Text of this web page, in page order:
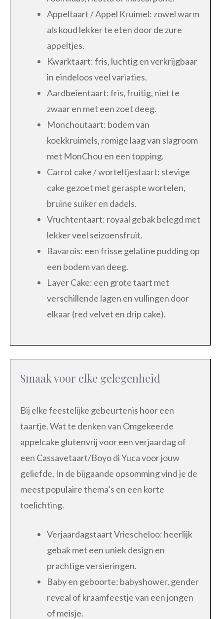
Appeltaart / Appel Kruimel: zowel warm
als koud lekker te eten door de zure
appeltjes.
Kwarktaart: fris, luchtig en verkrijgbaar
in eindeloos veel variaties.
Aardbeientaart: fris, fruitig, niet te
zwaar en met een zoet deeg.
Monchoutaart: bodem van
koekkruimels, romige laag van slagroom
met MonChou en een topping.
Carrot cake / worteltjestaart: stevige
cake gezoet met geraspte wortelen,
bruine suiker en dadels.
Vruchtentaart: royaal gebak belegd met
lekker veel seizoensfruit.
Bavarois: een frisse gelatine pudding op
een bodem van deeg.
Layer Cake: een grote taart met
verschillende lagen en vullingen door
elkaar (red velvet en drip cake).
Smaak voor elke gelegenheid
Bij elke feestelijke gebeurtenis hoor een
taartje. Wat te denken van Omgekeerde
appelcake glutenvrij voor een verjaardag of
een Cassavetaart/Boyo di Yuca voor jouw
geliefde. In de bijgaande opsomming vind je de
meest populaire thema’s en een korte
toelichting.
Verjaardagstaart Vriescheloo: heerlijk
gebak met een uniek design en
prachtige versieringen.
Baby en geboorte: babyshower, gender
reveal of kraamfeestje van een jongen
of meisje.